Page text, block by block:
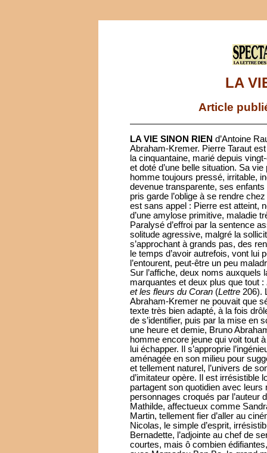
LA
Article
LA VIE SINON RIEN d’Antoine
Abraham-Kremer. Pierre Taraut est
la cinquantaine, marié depuis
et doté d’une belle situation. Sa
homme toujours pressé, irritable,
devenue transparente, ses enfants
pris garde l’oblige à se rendre
est sans appel : Pierre est atteint,
d’une amylose primitive, maladie
Paralysé d’effroi par la sentence
solitude agressive, malgré la
s’approchant à grands pas, des
le temps d’avoir autrefois, vont lui
l’entourent, peut-être un peu
Sur l’affiche, deux noms
marquantes et deux plus que tout :
et les fleurs du Coran (Lettre 206).
Abraham-Kremer ne pouvait que
texte très bien adapté, à la fois
de s’identifier, puis par la mise en
une heure et demie, Bruno
homme encore jeune qui voit tout
lui échapper. Il s’approprie
aménagée en son milieu pour
et tellement naturel, l’univers de
d’imitateur opère. Il est irrésistible
partagent son quotidien avec
personnages croqués par
Mathilde, affectueux comme
Martin, tellement fier d’aller au
Nicolas, le simple d’esprit,
Bernadette, l’adjointe au chef de
courtes, mais ô combien